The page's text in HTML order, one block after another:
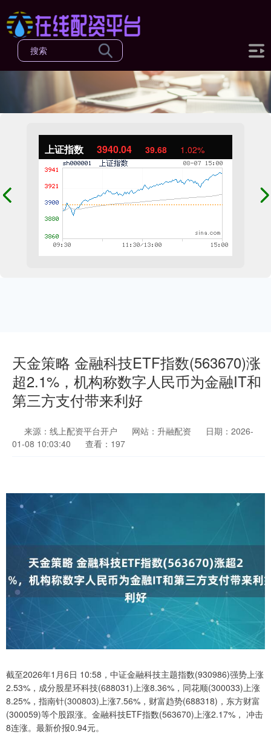
上证指数 3940.04 39.68 1.02%
天金策略 金融科技ETF指数(563670)涨
超2.1%，机构称数字人民币为金融IT和
第三方支付带来利好
来源：线上配资平台开户 网站：升融配资
日期：2026-
01-08 10:03:40
查看：197
截至2026年1月6日 10:58，中证金融科技主题指数(930986)强势上涨
2.53%，成分股星环科技(688031)上涨8.36%，同花顺(300033)上涨
8.25%，指南针(300803)上涨7.56%，财富趋势(688318)，东方财富
(300059)等个股跟涨。金融科技ETF指数(563670)上涨2.17%， 冲击
8连涨。最新价报0.94元。